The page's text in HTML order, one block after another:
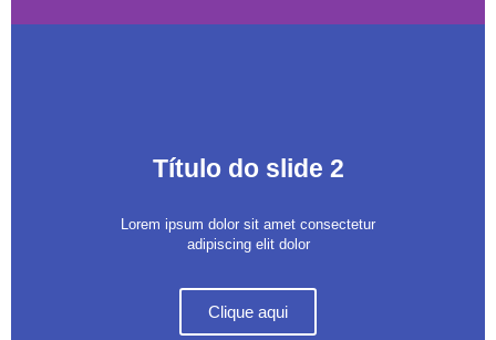
Título do slide 2
Lorem ipsum dolor sit amet consectetur
adipiscing elit dolor
Clique aqui